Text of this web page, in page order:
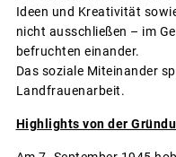
Ideen und Kreativität
nicht ausschließen – im
befruchten einander.
Das soziale Miteinander
Landfrauenarbeit.
Highlights von der